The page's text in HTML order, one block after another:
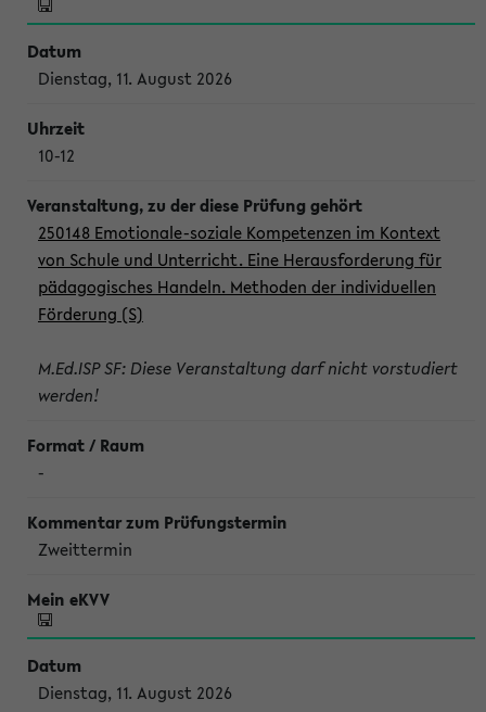
Dienstag, 11. August 2026
10-12
250148 Emotionale-soziale Kompetenzen im Kontext
von Schule und Unterricht. Eine Herausforderung für
pädagogisches Handeln. Methoden der individuellen
Förderung (S)
M.Ed.ISP SF: Diese Veranstaltung darf nicht vorstudiert
werden!
-
Zweittermin
Dienstag, 11. August 2026